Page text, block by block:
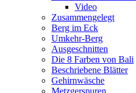
Video
Zusammengelegt
Berg im Eck
Umkehr-Berg
Ausgeschnitten
Die 8 Farben von Bali
Beschriebene Blätter
Gehirnwäsche
Metzgerspuren